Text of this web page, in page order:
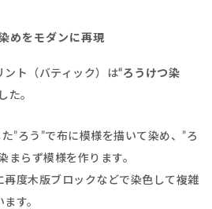
めをモダンに再現
ント（バティック）は“ろうけつ染
た。
”ろう”で布に模様を描いて染め、”ろ
まらず模様を作ります。
再度木版ブロックなどで染色して複雑
す。